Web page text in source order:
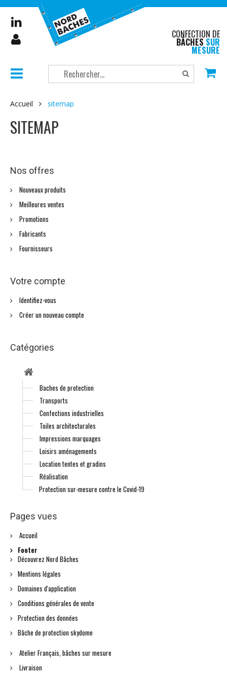
CONFECTION DE
BÂCHES SUR
MESURE
Accueil sitemap
SITEMAP
Nos offres
Nouveaux produits
Meilleures ventes
Promotions
Fabricants
Fournisseurs
Votre compte
Identifiez-vous
Créer un nouveau compte
Catégories
Baches de protection
Transports
Confections industrielles
Toiles architecturales
Impressions marquages
Loisirs aménagements
Location tentes et gradins
Réalisation
Protection sur-mesure contre le Covid-19
Pages vues
Accueil
Footer
Découvrez Nord Bâches
Mentions légales
Domaines d'application
Conditions générales de vente
Protection des données
Bâche de protection skydome
Atelier Français, bâches sur mesure
Livraison